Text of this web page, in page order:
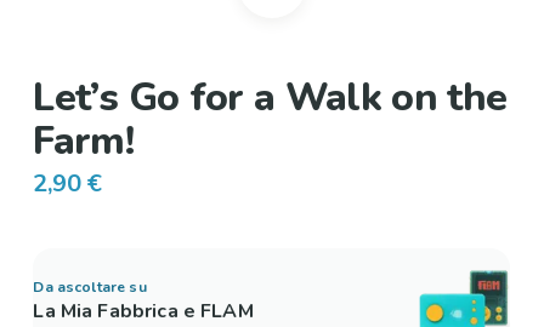
Let’s Go for a Walk on the
Farm!
2,90 €
Da ascoltare su
La Mia Fabbrica e FLAM